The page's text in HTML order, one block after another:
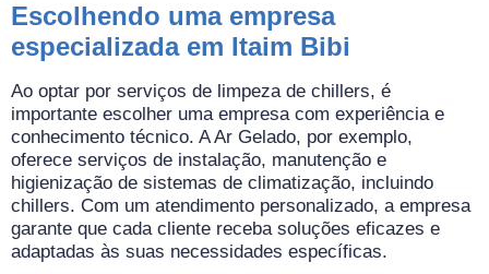
Escolhendo uma empresa
especializada em Itaim Bibi
Ao optar por serviços de limpeza de chillers, é
importante escolher uma empresa com experiência e
conhecimento técnico. A Ar Gelado, por exemplo,
oferece serviços de instalação, manutenção e
higienização de sistemas de climatização, incluindo
chillers. Com um atendimento personalizado, a empresa
garante que cada cliente receba soluções eficazes e
adaptadas às suas necessidades específicas.